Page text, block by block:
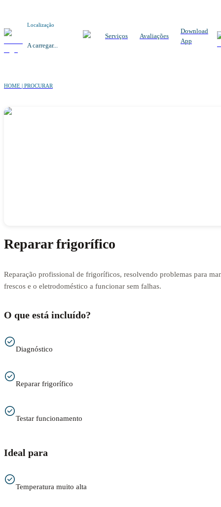
Localização
A carregar...
Serviços Avaliações
Download
App
HOME | PROCURAR
Reparar frigorífico
Reparação profissional de frigoríficos, resolvendo problemas para
frescos e o eletrodoméstico a funcionar sem falhas.
O que está incluído?
Diagnóstico
Reparar frigorífico
Testar funcionamento
Ideal para
Temperatura muito alta